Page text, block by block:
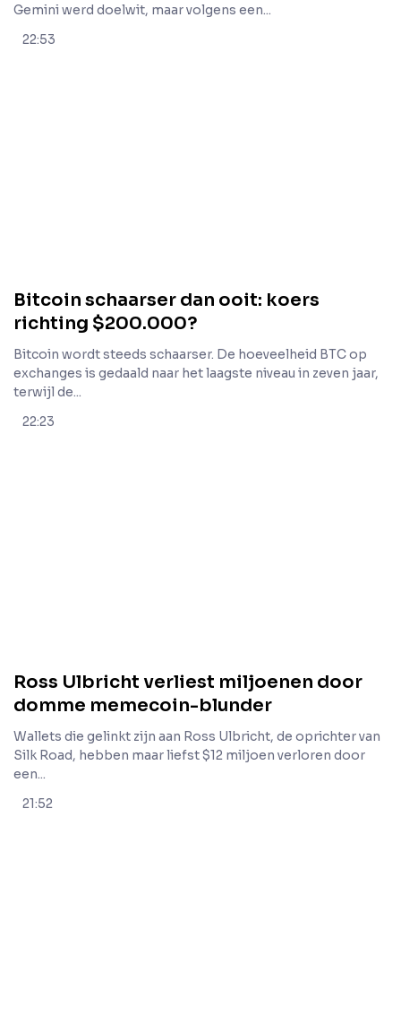
Gemini werd doelwit, maar volgens een...
22:53
Bitcoin schaarser dan ooit: koers
richting $200.000?
Bitcoin wordt steeds schaarser. De hoeveelheid BTC op
exchanges is gedaald naar het laagste niveau in zeven jaar,
terwijl de...
22:23
Ross Ulbricht verliest miljoenen door
domme memecoin-blunder
Wallets die gelinkt zijn aan Ross Ulbricht, de oprichter van
Silk Road, hebben maar liefst $12 miljoen verloren door
een...
21:52